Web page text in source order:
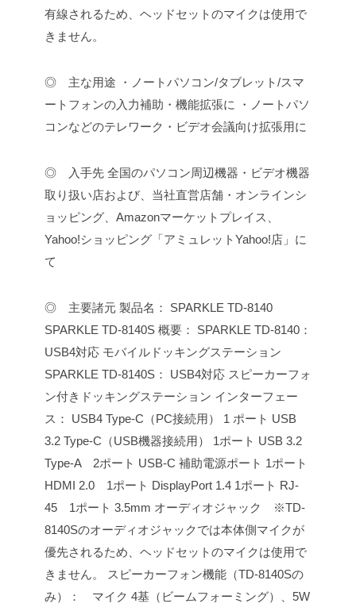
有線されるため、ヘッドセットのマイクは使用で
きません。
◎ 主な用途 ・ノートパソコン/タブレット/スマ
ートフォンの入力補助・機能拡張に
・ノートパソ
コンなどのテレワーク・ビデオ会議向け拡張用に
◎ 入手先 全国のパソコン周辺機器・ビデオ機器
取り扱い店および、当社直営店舗・オンラインシ
ョッピング、Amazonマーケットプレイス、
Yahoo!ショッピング「アミュレットYahoo!店」に
て
◎ 主要諸元 製品名：
SPARKLE TD-8140
SPARKLE TD-8140S 概要：
SPARKLE TD-8140：
USB4対応 モバイルドッキングステーション
SPARKLE TD-8140S： USB4対応 スピーカーフォ
ン付きドッキングステーション インターフェー
ス：
USB4 Type-C（PC接続用） 1 ポート USB
3.2 Type-C（USB機器接続用） 1ポート USB 3.2
Type-A 2ポート USB-C 補助電源ポート 1ポート
HDMI 2.0 1ポート DisplayPort 1.4 1ポート RJ-
45 1ポート 3.5mm オーディオジャック ※TD-
8140Sのオーディオジャックでは本体側マイクが
優先されるため、ヘッドセットのマイクは使用で
きません。
スピーカーフォン機能（TD-8140Sの
み）： マイク 4基（ビームフォーミング）、5W